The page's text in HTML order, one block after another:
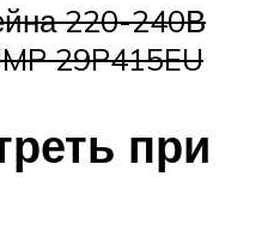
220-240В
29P415EU
при